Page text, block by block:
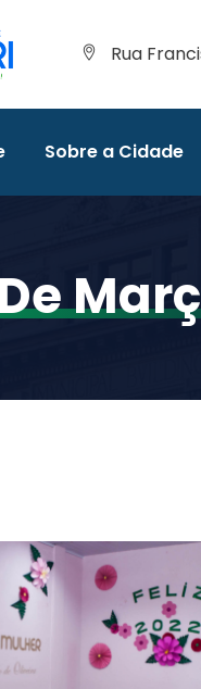
Rua
Sobre a Cidade